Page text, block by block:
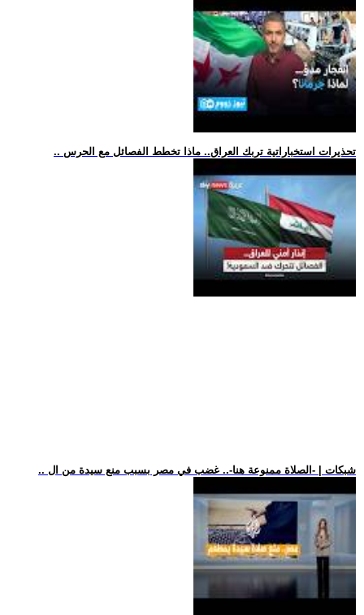
.. تحذيرات استخباراتية تربك العراق.. ماذا تخطط الفصائل مع الحرس
.. شبكات | -الصلاة ممنوعة هنا-.. غضب في مصر بسبب منع سيدة من ال